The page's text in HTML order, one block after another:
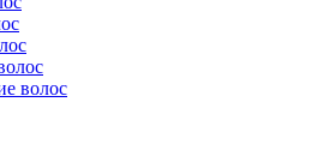
волос